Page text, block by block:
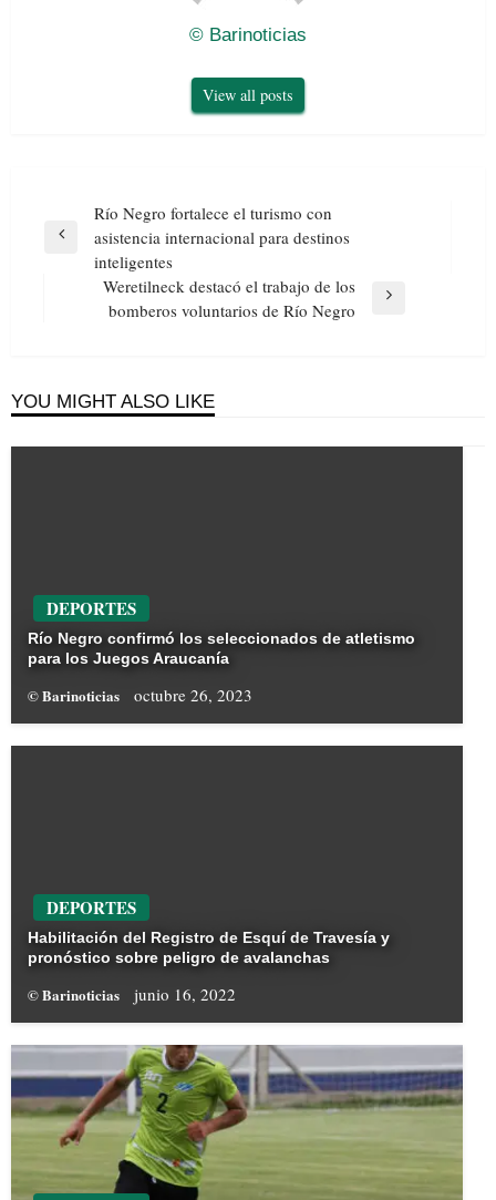
© Barinoticias
View all posts
Navegación
de
entradas
Previous
Río Negro fortalece el turismo con
asistencia internacional para destinos
inteligentes
Weretilneck destacó el trabajo de los
bomberos voluntarios de Río Negro
YOU MIGHT ALSO LIKE
DEPORTES
Río Negro confirmó los seleccionados de atletismo
para los Juegos Araucanía
© Barinoticias octubre 26, 2023
DEPORTES
Habilitación del Registro de Esquí de Travesía y
pronóstico sobre peligro de avalanchas
© Barinoticias junio 16, 2022